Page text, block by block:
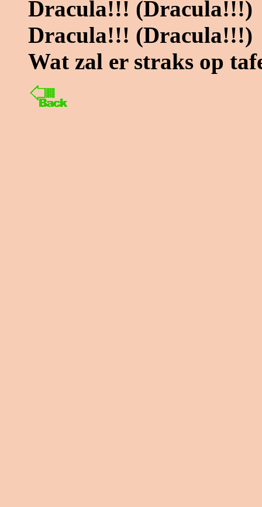
Dracula!!! (Dracula!!!)
Dracula!!! (Dracula!!!)
Wat zal er straks op